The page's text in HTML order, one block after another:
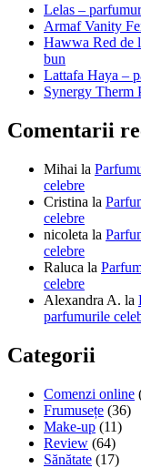
de
din
ta
de
up
Lelas –
Armaf Vanity
Hawwa Red de
bun
Lattafa Haya –
Synergy Therm
Comentarii
Mihai la
celebre
Cristina la
celebre
nicoleta la
celebre
Raluca la
celebre
Alexandra A. la
parfumurile
Categorii
Comenzi online
Frumusețe (36)
Make-up (11)
Review (64)
Sănătate (17)